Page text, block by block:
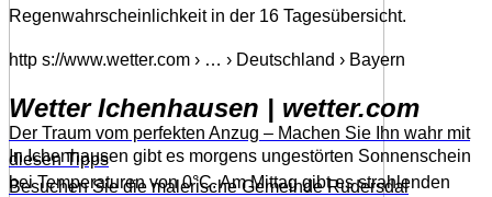
Der Traum vom perfekten Anzug – Machen Sie Ihn wahr mit
diesen Tipps
Besuchen Sie die malerische Gemeinde Rudersdal
Regenwahrscheinlichkeit in der 16 Tagesübersicht.
http s://www.wetter.com › … › Deutschland › Bayern
Wetter Ichenhausen | wetter.com
In Ichenhausen gibt es morgens ungestörten Sonnenschein
bei Temperaturen von 0°C. Am Mittag gibt es strahlenden